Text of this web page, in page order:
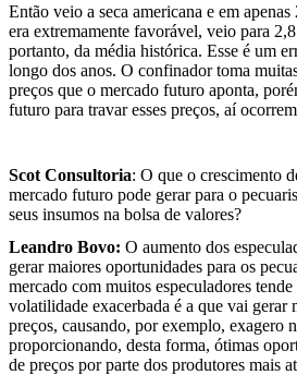
Então veio a seca americana e em
era extremamente favorável, veio para
portanto, da média histórica. Esse é um
longo dos anos. O confinador toma
preços que o mercado futuro aponta,
futuro para travar esses preços, aí
Scot Consultoria: O que o crescimento
mercado futuro pode gerar para o
seus insumos na bolsa de valores?
Leandro Bovo: O aumento dos
gerar maiores oportunidades para os
mercado com muitos especuladores
volatilidade exacerbada é a que vai gerar
preços, causando, por exemplo, exagero
proporcionando, desta forma, ótimas
de preços por parte dos produtores mais